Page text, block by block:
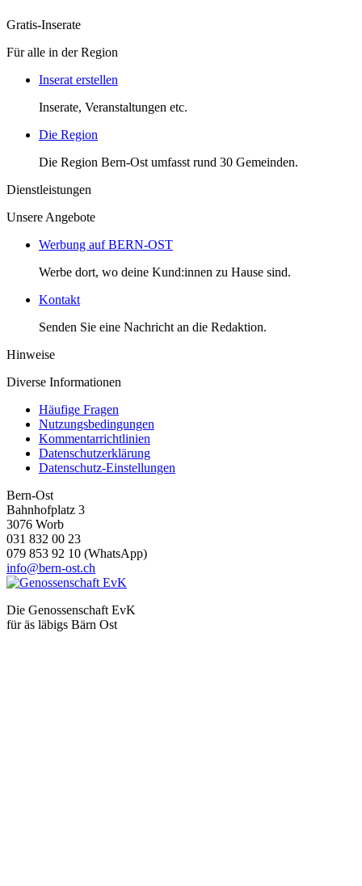
Gratis-Inserate
Für alle in der Region
Inserat erstellen
Inserate, Veranstaltungen etc.
Die Region
Die Region Bern-Ost umfasst rund 30 Gemeinden.
Dienstleistungen
Unsere Angebote
Werbung auf BERN-OST
Werbe dort, wo deine Kund:innen zu Hause sind.
Kontakt
Senden Sie eine Nachricht an die Redaktion.
Hinweise
Diverse Informationen
Häufige Fragen
Nutzungsbedingungen
Kommentarrichtlinien
Datenschutzerklärung
Datenschutz-Einstellungen
Bern-Ost
Bahnhofplatz 3
3076 Worb
031 832 00 23
079 853 92 10 (WhatsApp)
info@bern-ost.ch
Die Genossenschaft EvK
für äs läbigs Bärn Ost